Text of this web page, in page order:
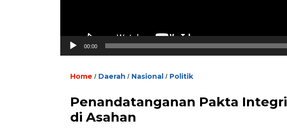
00:00
Home / Daerah / Nasional / Politik
Penandatanganan Pakta
di Asahan